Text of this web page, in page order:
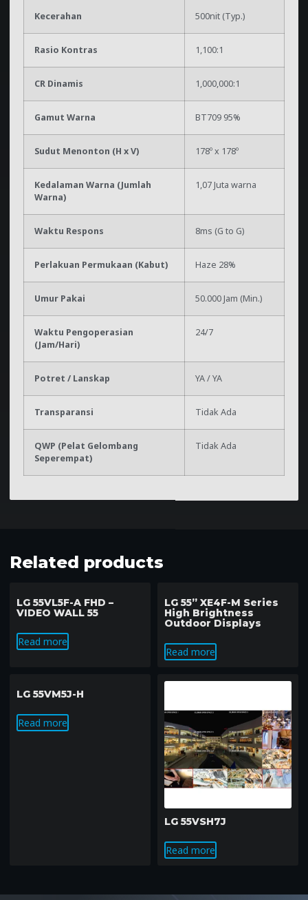
Kecerahan 500nit (Typ.)
Rasio Kontras 1,100:1
CR Dinamis 1,000,000:1
Gamut Warna BT709 95%
Sudut Menonton (H x V) 178º x 178º
Kedalaman Warna (Jumlah
Warna)
1,07 Juta warna
Waktu Respons 8ms (G to G)
Perlakuan Permukaan (Kabut) Haze 28%
Umur Pakai 50.000 Jam (Min.)
Waktu Pengoperasian
(Jam/Hari)
24/7
Potret / Lanskap YA / YA
Transparansi Tidak Ada
QWP (Pelat Gelombang
Seperempat)
Tidak Ada
Related products
LG 55VL5F-A FHD –
VIDEO WALL 55
Read more
LG 55” XE4F-M Series
High Brightness
Outdoor Displays
Read more
LG 55VM5J-H
Read more
LG 55VSH7J
Read more